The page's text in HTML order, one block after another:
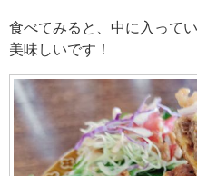
食べてみると、中に入って
美味しいです！